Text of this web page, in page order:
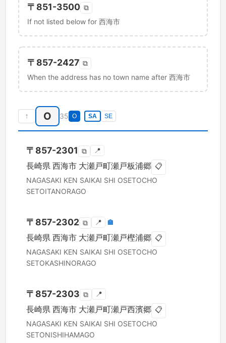
〒 851-3500 ⧉
If not listed below for 西海市
〒 857-2427 ⧉
When the address has no town name after 西海市
↑ O 35 O SA SE
〒 857-2301 ⧉ 📍
長崎県 西海市 大瀬戸町瀬戸板浦郷 📋
NAGASAKI KEN SAIKAI SHI OSETOCHO
SETOITANORAGO
〒 857-2302 ⧉ 📍 🏣
長崎県 西海市 大瀬戸町瀬戸樫浦郷 📋
NAGASAKI KEN SAIKAI SHI OSETOCHO
SETOKASHINORAGO
〒 857-2303 ⧉ 📍
長崎県 西海市 大瀬戸町瀬戸西濱郷 📋
NAGASAKI KEN SAIKAI SHI OSETOCHO
SETONISHIHAMAGO